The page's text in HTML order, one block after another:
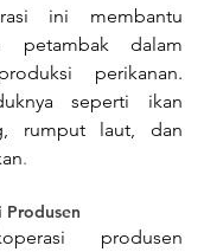
ini membantu
petambak dalam
perikanan.
seperti ikan
rumput laut, dan
.
Produsen
produsen